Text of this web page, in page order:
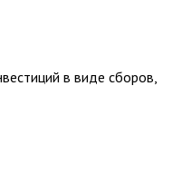
в виде сборов,